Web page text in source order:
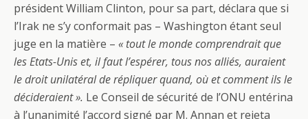
président William Clinton, pour sa part, déclara que si
l’Irak ne s’y conformait pas – Washington étant seul
juge en la matière – « tout le monde comprendrait que
les Etats-Unis et, il faut l’espérer, tous nos alliés, auraient
le droit unilatéral de répliquer quand, où et comment ils le
décideraient ». Le Conseil de sécurité de l’ONU entérina
à l’unanimité l’accord signé par M. Annan et rejeta